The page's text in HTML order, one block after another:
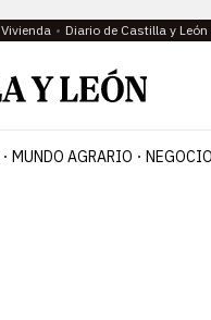
Vivienda Diario de Castilla y
MUNDO AGRARIO